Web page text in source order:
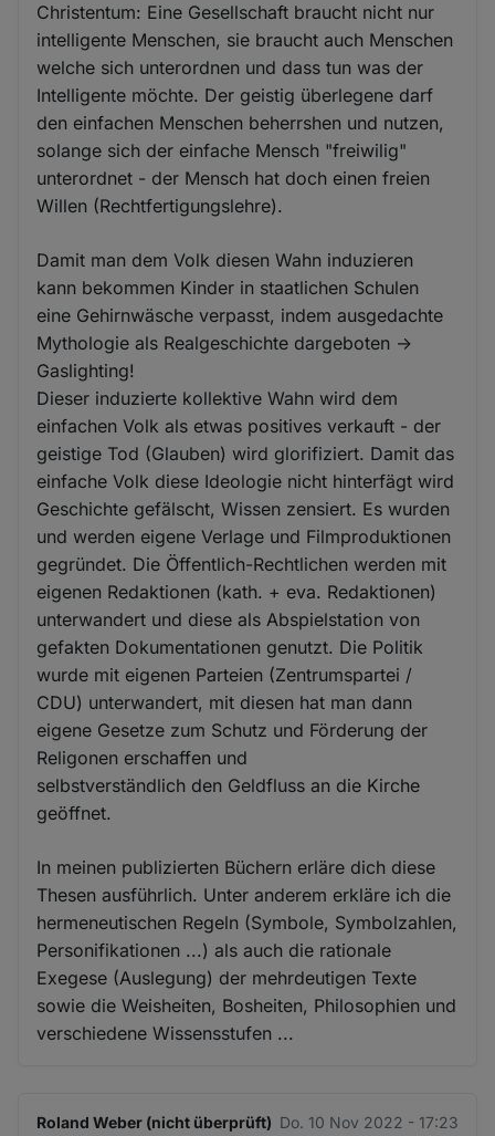
Christentum: Eine Gesellschaft braucht nicht nur
intelligente Menschen, sie braucht auch Menschen
welche sich unterordnen und dass tun was der
Intelligente möchte. Der geistig überlegene darf
den einfachen Menschen beherrshen und nutzen,
solange sich der einfache Mensch "freiwilig"
unterordnet - der Mensch hat doch einen freien
Willen (Rechtfertigungslehre).
Damit man dem Volk diesen Wahn induzieren
kann bekommen Kinder in staatlichen Schulen
eine Gehirnwäsche verpasst, indem ausgedachte
Mythologie als Realgeschichte dargeboten ->
Gaslighting!
Dieser induzierte kollektive Wahn wird dem
einfachen Volk als etwas positives verkauft - der
geistige Tod (Glauben) wird glorifiziert. Damit das
einfache Volk diese Ideologie nicht hinterfägt wird
Geschichte gefälscht, Wissen zensiert. Es wurden
und werden eigene Verlage und Filmproduktionen
gegründet. Die Öffentlich-Rechtlichen werden mit
eigenen Redaktionen (kath. + eva. Redaktionen)
unterwandert und diese als Abspielstation von
gefakten Dokumentationen genutzt. Die Politik
wurde mit eigenen Parteien (Zentrumspartei /
CDU) unterwandert, mit diesen hat man dann
eigene Gesetze zum Schutz und Förderung der
Religonen erschaffen und
selbstverständlich den Geldfluss an die Kirche
geöffnet.
In meinen publizierten Büchern erläre dich diese
Thesen ausführlich. Unter anderem erkläre ich die
hermeneutischen Regeln (Symbole, Symbolzahlen,
Personifikationen ...) als auch die rationale
Exegese (Auslegung) der mehrdeutigen Texte
sowie die Weisheiten, Bosheiten, Philosophien und
verschiedene Wissensstufen ...
Roland Weber (nicht überprüft) Do. 10 Nov 2022 - 17:23